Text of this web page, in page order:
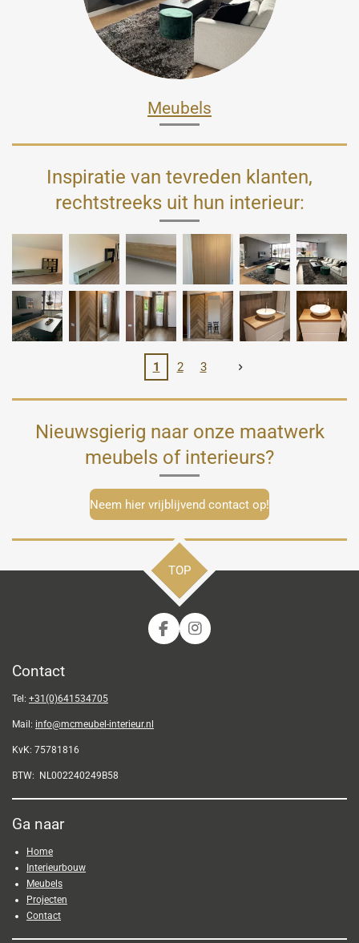
Meubels
Inspiratie van tevreden klanten,
rechtstreeks uit hun interieur:
1 2 3
Nieuwsgierig naar onze maatwerk
meubels of interieurs?
Neem hier vrijblijvend contact op!
TOP
F
a
I
n
Contact
Tel: +31(0)641534705
Mail: info@mcmeubel-interieur.nl
KvK: 75781816
BTW: NL002240249B58
Ga naar
Home
Interieurbouw
Meubels
Projecten
Contact